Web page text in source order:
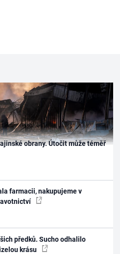
obrany. Útočit může téměř
farmacii, nakupujeme v
předků. Sucho odhalilo
krásu